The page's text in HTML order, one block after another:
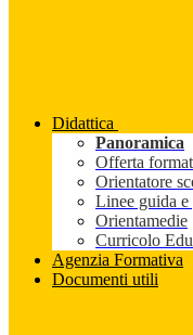
Didattica
Panoramica
Offerta
Orientatore
Linee guida
Orientamedie
Curricolo
Agenzia Formativa
Documenti utili